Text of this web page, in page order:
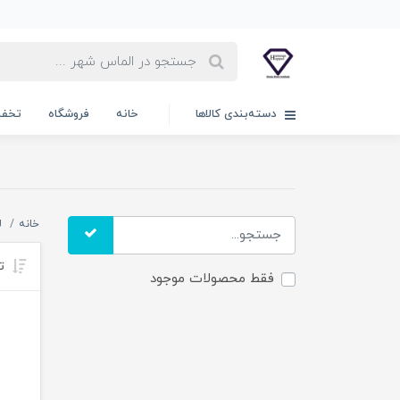
دسته‌بندی کالاها خانه فروشگاه
فقط محصولات موجود
خانه